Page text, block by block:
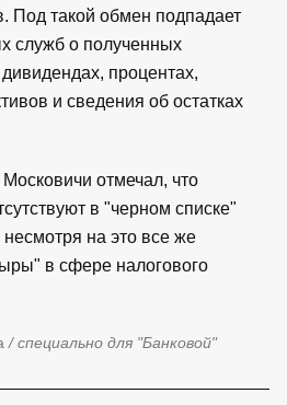
Под такой обмен подпадает
служб о полученных
процентах,
и сведения об остатках
отмечал, что
в "черном списке"
на это все же
в сфере налогового
/ специально для "Банковой"